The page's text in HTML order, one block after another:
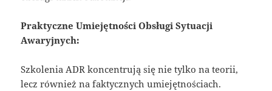
Praktyczne Umiejętności Obsługi Sytuacji
Awaryjnych:
Szkolenia ADR koncentrują się nie tylko na teorii,
lecz również na faktycznych umiejętnościach.